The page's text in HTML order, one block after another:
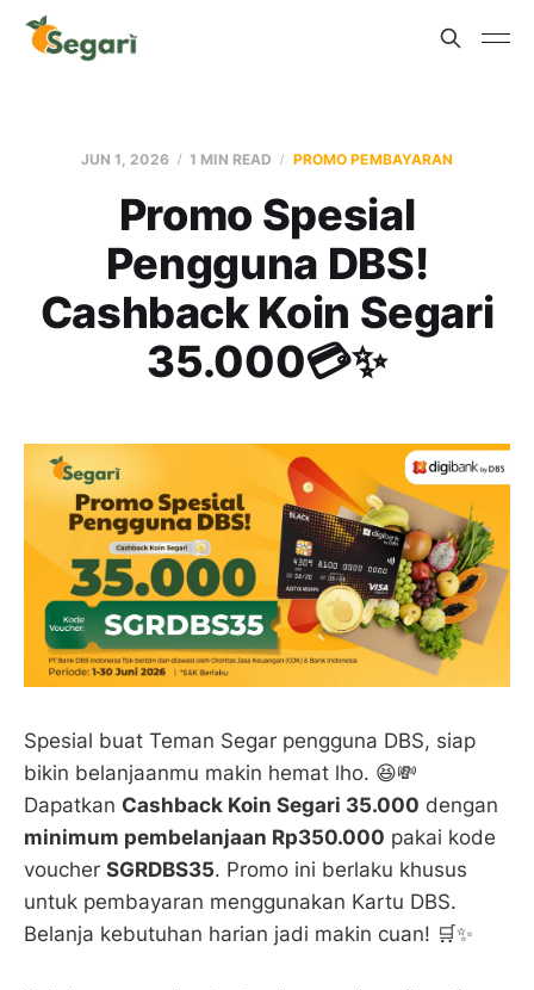
JUN 1, 2026 1 MIN READ PROMO PEMBAYARAN
Promo Spesial
Pengguna DBS!
Cashback Koin Segari
35.000💳✨
Spesial buat Teman Segar pengguna DBS, siap
bikin belanjaanmu makin hemat lho. 😆💸
Dapatkan Cashback Koin Segari 35.000 dengan
minimum pembelanjaan Rp350.000 pakai kode
voucher SGRDBS35. Promo ini berlaku khusus
untuk pembayaran menggunakan Kartu DBS.
Belanja kebutuhan harian jadi makin cuan! 🛒✨